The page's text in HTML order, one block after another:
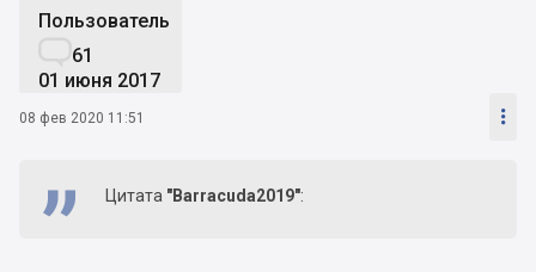
Пользователь
61
01 июня 2017
08 фев 2020 11:51 
Цитата "Barracuda2019":